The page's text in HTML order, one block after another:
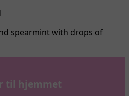
spearmint with drops of
til hjemmet